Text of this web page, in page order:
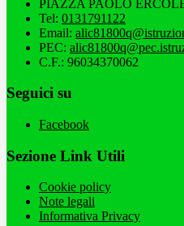
PIAZZA PAOLO
Tel: 0131791122
Email:
PEC:
C.F.: 96034370062
Seguici su
Facebook
Sezione Link Utili
Cookie policy
Note legali
Informativa Privacy